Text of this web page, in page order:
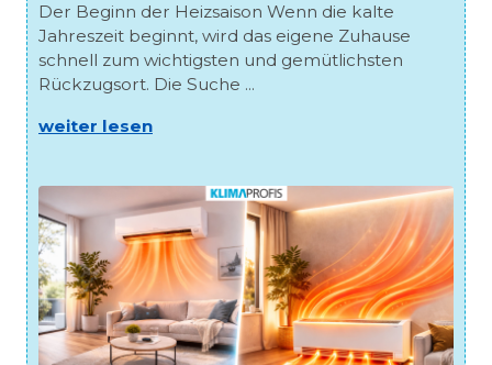
Der Beginn der Heizsaison Wenn die kalte
Jahreszeit beginnt, wird das eigene Zuhause
schnell zum wichtigsten und gemütlichsten
Rückzugsort. Die Suche ...
weiter lesen